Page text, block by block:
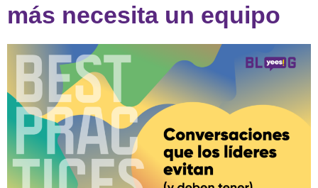
más necesita un equipo